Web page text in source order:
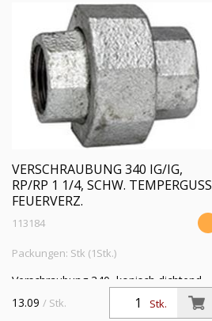
VERSCHRAUBUNG 340 IG/IG,
RP/RP 1 1/4, SCHW. TEMPERGUSS
FEUERVERZ.
113184
Packungen: Stk (1Stk.)
Verschraubung 340, konisch dichtend,
IG/IG, Rp/Rp 1 1/4, Betriebstemperatur
-20 °C bis 300 °C, schwarzer
Stk.
13.09 / Stk.